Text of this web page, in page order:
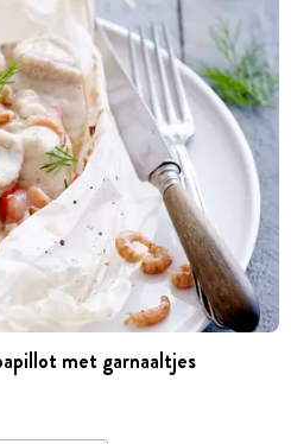
met garnaaltjes